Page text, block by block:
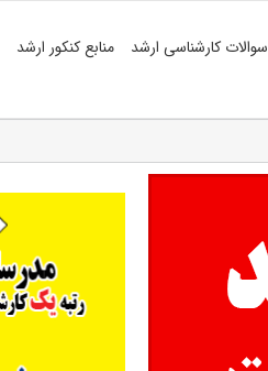
سوالات کارشناسی ارشد منابع کنکور ارشد